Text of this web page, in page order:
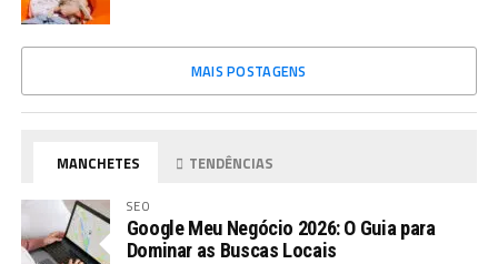
MAIS POSTAGENS
MANCHETES TENDÊNCIAS
SEO
Google Meu Negócio 2026: O Guia para
Dominar as Buscas Locais